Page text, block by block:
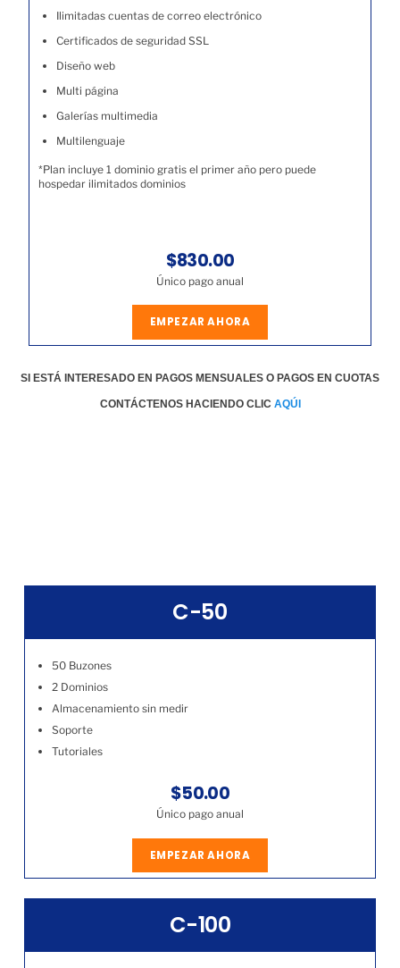
Ilimitadas cuentas de correo electrónico
Certificados de seguridad SSL
Diseño web
Multi página
Galerías multimedia
Multilenguaje
*Plan incluye 1 dominio gratis el primer año pero puede
hospedar ilimitados dominios
$830.00
Único pago anual
EMPEZAR AHORA
SI ESTÁ INTERESADO EN PAGOS MENSUALES O PAGOS EN CUOTAS
CONTÁCTENOS HACIENDO CLIC AQÚI
C-50
50 Buzones
2 Dominios
Almacenamiento sin medir
Soporte
Tutoriales
$50.00
Único pago anual
EMPEZAR AHORA
C-100